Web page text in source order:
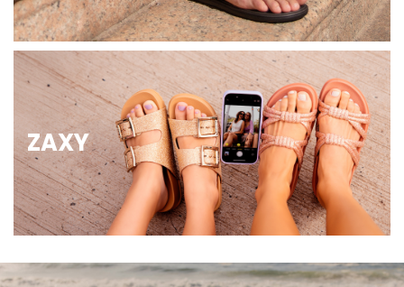
ZAXY